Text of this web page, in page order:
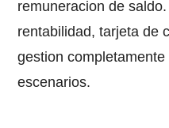
remuneracion de
rentabilidad, tarjeta de
gestion
escenarios.